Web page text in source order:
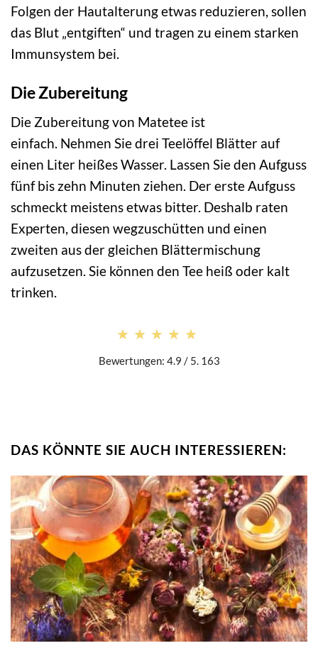
Folgen der Hautalterung etwas reduzieren, sollen
das Blut „entgiften“ und tragen zu einem starken
Immunsystem bei.
Die Zubereitung
Die Zubereitung von Matetee ist
einfach. Nehmen Sie drei Teelöffel Blätter auf
einen Liter heißes Wasser. Lassen Sie den Aufguss
fünf bis zehn Minuten ziehen. Der erste Aufguss
schmeckt meistens etwas bitter. Deshalb raten
Experten, diesen wegzuschütten und einen
zweiten aus der gleichen Blättermischung
aufzusetzen. Sie können den Tee heiß oder kalt
trinken.
★★★★★
★★★★★
Bewertungen: 4.9 / 5. 163
DAS KÖNNTE SIE AUCH INTERESSIEREN: